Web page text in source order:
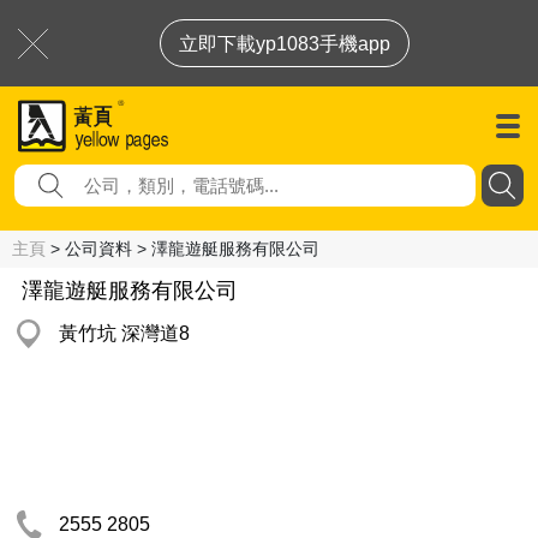
立即下載yp1083手機app
主頁 > 公司資料 > 澤龍遊艇服務有限公司
澤龍遊艇服務有限公司
黃竹坑 深灣道8
2555 2805